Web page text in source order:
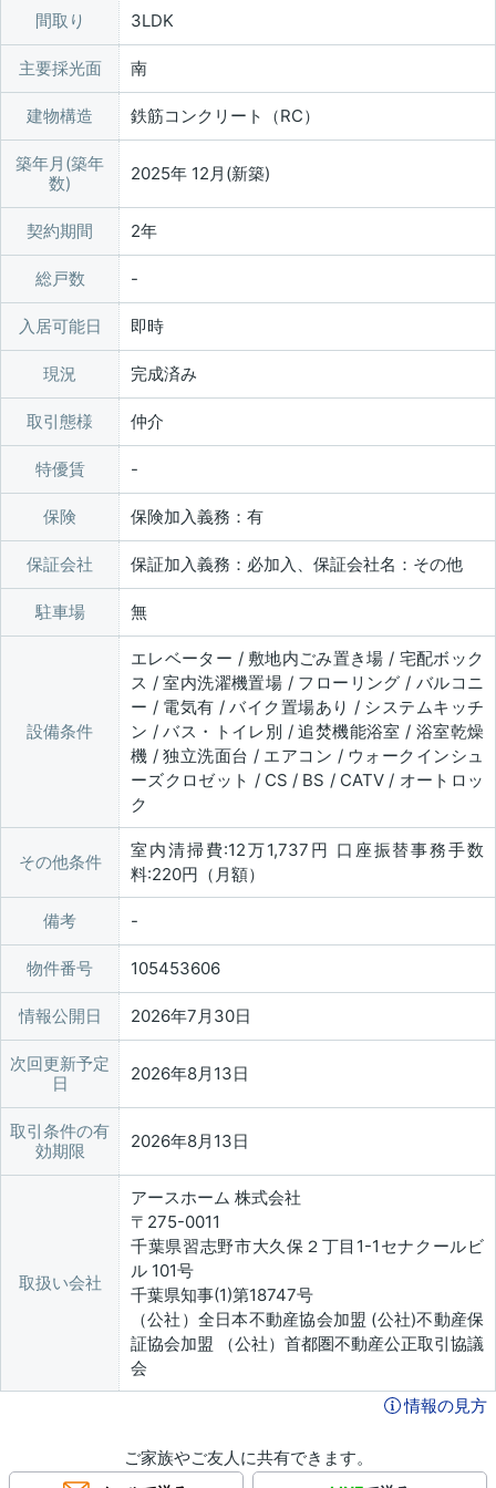
間取り 3LDK
主要採光面 南
建物構造 鉄筋コンクリート（RC）
築年月(築年
数)
2025年 12月(新築)
契約期間 2年
総戸数
入居可能日 即時
現況 完成済み
取引態様 仲介
特優賃
保険 保険加入義務：有
保証会社 保証加入義務：必加入、保証会社名：その他
駐車場 無
設備条件
エレベーター / 敷地内ごみ置き場 / 宅配ボック
ス / 室内洗濯機置場 / フローリング / バルコニ
ー / 電気有 / バイク置場あり / システムキッチ
ン / バス・トイレ別 / 追焚機能浴室 / 浴室乾燥
機 / 独立洗面台 / エアコン / ウォークインシュ
ーズクロゼット / CS / BS / CATV / オートロッ
ク
その他条件
室内清掃費:12万1,737円 口座振替事務手数
料:220円（月額）
備考
物件番号 105453606
情報公開日 2026年7月30日
次回更新予定
日
2026年8月13日
取引条件の有
効期限
2026年8月13日
取扱い会社
アースホーム 株式会社
〒275-0011
千葉県習志野市大久保２丁目1-1セナクールビ
ル 101号
千葉県知事(1)第18747号
（公社）全日本不動産協会加盟 (公社)不動産保
証協会加盟 （公社）首都圏不動産公正取引協議
会
情報の見方
ご家族やご友人に共有できます。